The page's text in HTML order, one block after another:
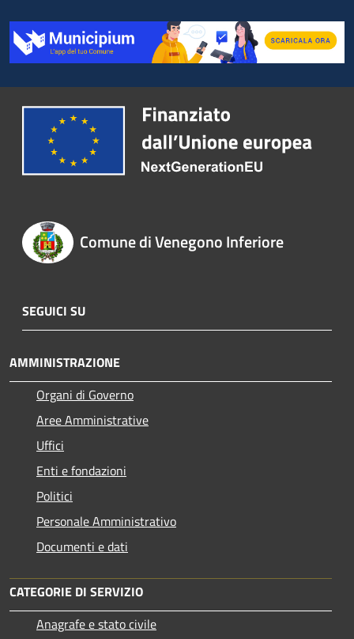
Comune di Venegono Inferiore
SEGUICI SU
AMMINISTRAZIONE
Organi di Governo
Aree Amministrative
Uffici
Enti e fondazioni
Politici
Personale Amministrativo
Documenti e dati
CATEGORIE DI SERVIZIO
Anagrafe e stato civile